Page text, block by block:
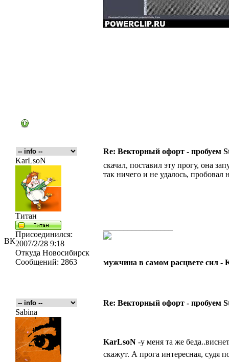
ВК
Re: Векторный офорт - пробуем
KarLsoN
Титан
Присоединился:
2007/2/28 9:18
Откуда Новосибирск
Сообщений: 2863
скачал, поставил эту прогу, она
так ничего и не удалось, пробовал
мужчина в самом расцвете сил -
Re: Векторный офорт - пробуем
Sabina
KarLsoN -у меня та же
скажут. А прога интересная, судя